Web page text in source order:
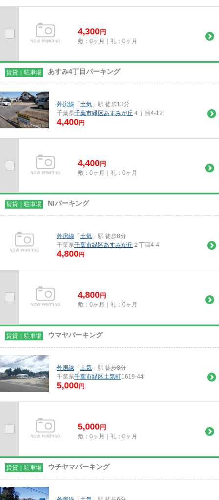
4,300円
敷：0ヶ月｜礼：0ヶ月
賃貸｜駐車場 あすみ4丁目パーキング
外房線 「 土気 」駅 徒歩13分
千葉県千葉市緑区あすみが丘 ４丁目4-12
4,400円
4,400円
敷：0ヶ月｜礼：0ヶ月
賃貸｜駐車場 NIパーキング
外房線 「 土気 」駅 徒歩8分
千葉県千葉市緑区あすみが丘 ２丁目4-4
4,800円
4,800円
敷：0ヶ月｜礼：0ヶ月
賃貸｜駐車場 ウマヤパーキング
外房線 「 土気 」駅 徒歩8分
千葉県千葉市緑区土気町1619-44
5,000円
5,000円
敷：0ヶ月｜礼：0ヶ月
賃貸｜駐車場 ウチヤマパーキング